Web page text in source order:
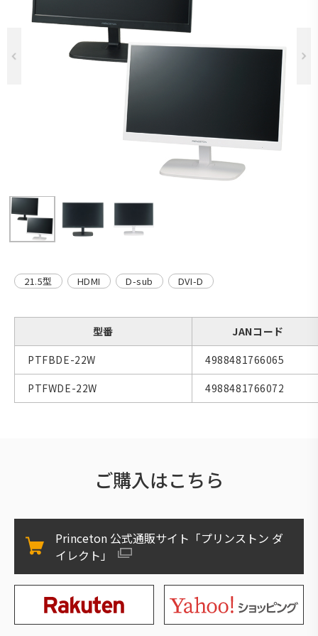
Previous
21.5型 HDMI D-sub DVI-D
型番
JANコード
PTFBDE-22W
4988481766065
PTFWDE-22W
4988481766072
ご購入はこちら
Princeton 公式通販サイト「プリンストン ダ
イレクト」